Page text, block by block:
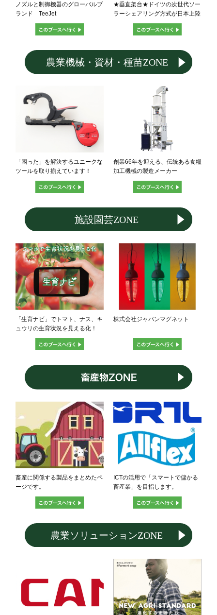
ノズルと制御機器のグローバルブ
ランド TeeJet
★垂直架台★ドイツの次世代ソー
ラーシェアリング方式が日本上陸
「困った」を解決するユニークな
ツールを取り揃えています！
創業66年を迎える、伝統ある食糧
加工機械の製造メーカー
「生育ナビ」でトマト、ナス、キ
ュウリの生育状況を見える化！
株式会社ジャパンマグネット
畜産に関係する製品をまとめたペ
ージです。
ICTの活用で「スマートで儲かる
畜産業」を目指します。